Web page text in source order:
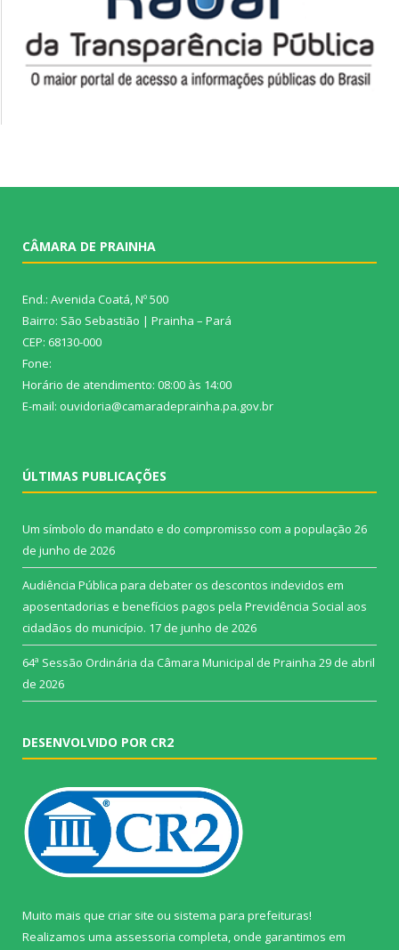
CÂMARA DE PRAINHA
End.: Avenida Coatá, Nº 500
Bairro: São Sebastião | Prainha – Pará
CEP: 68130-000
Fone:
Horário de atendimento: 08:00 às 14:00
E-mail: ouvidoria@camaradeprainha.pa.gov.br
ÚLTIMAS PUBLICAÇÕES
Um símbolo do mandato e do compromisso com a população 26
de junho de 2026
Audiência Pública para debater os descontos indevidos em
aposentadorias e benefícios pagos pela Previdência Social aos
cidadãos do município. 17 de junho de 2026
64ª Sessão Ordinária da Câmara Municipal de Prainha 29 de abril
de 2026
DESENVOLVIDO POR CR2
Muito mais que criar site ou sistema para prefeituras!
Realizamos uma assessoria completa, onde garantimos em